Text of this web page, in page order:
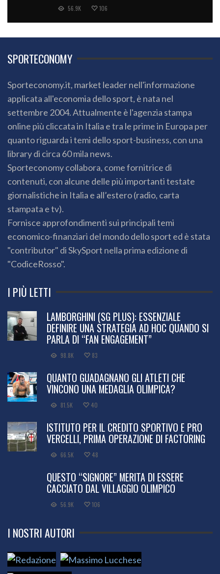
56.9K 106
SPORTECONOMY
Sporteconomy.it, market leader nell'informazione
applicata all'economia dello sport, è nata nel
settembre 2004. Attualmente è l'agenzia stampa
online più cliccata in Italia e tra le prime in Europa per
quanto riguarda i temi dello sport-business, con una
library di circa 60 mila news.
Sporteconomy collabora, come fornitrice di
contenuti, con alcune delle più importanti testate
giornalistiche in Italia e all’estero (radio, carta
stampata e tv).
Fornisce approfondimenti sui principali temi
economico-finanziari del mondo dello sport ed è stata
"contributor" di SkySport nella prima edizione di
"CodiceRosso".
I PIÙ LETTI
LAMBORGHINI (SG PLUS): ESSENZIALE
DEFINIRE UNA STRATEGIA AD HOC QUANDO SI
PARLA DI “FAN ENGAGEMENT”
98.8K 83
QUANTO GUADAGNANO GLI ATLETI CHE
VINCONO UNA MEDAGLIA OLIMPICA?
81.5K 40
ISTITUTO PER IL CREDITO SPORTIVO E PRO
VERCELLI, PRIMA OPERAZIONE DI FACTORING
66.5K 48
QUESTO “SIGNORE” MERITA DI ESSERE
CACCIATO DAL VILLAGGIO OLIMPICO
56.9K 106
I NOSTRI AUTORI